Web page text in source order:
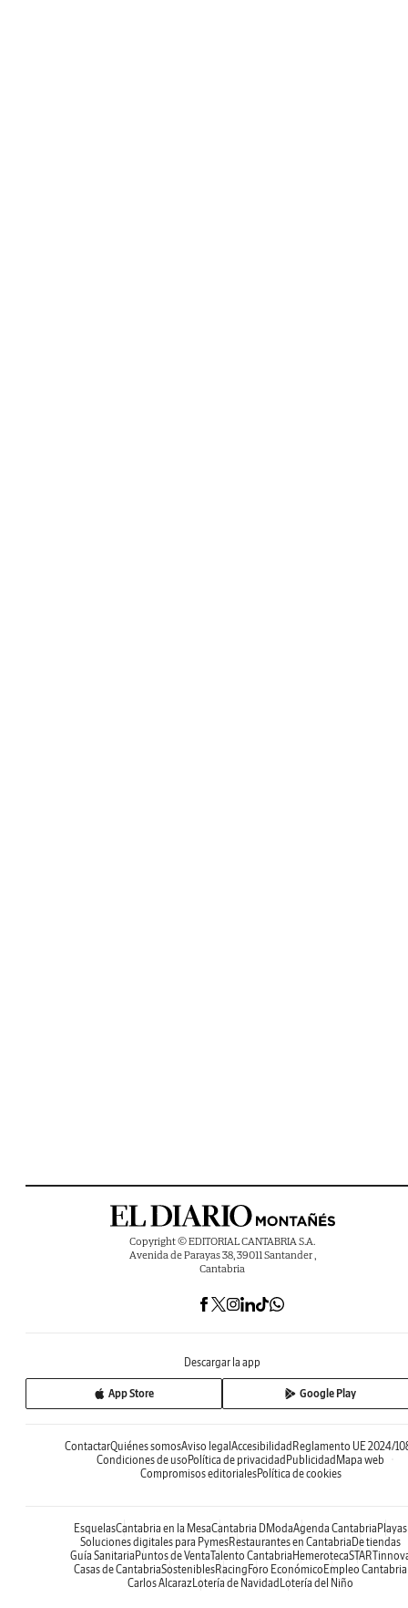
Copyright © EDITORIAL CANTABRIA S.A.
Avenida de Parayas 38, 39011 Santander ,
Cantabria
Descargar la app
App Store Google Play
ContactarQuiénes somosAviso legalAccesibilidadReglamento UE 2024/
Condiciones de usoPolítica de privacidadPublicidadMapa web
Compromisos editorialesPolítica de cookies
EsquelasCantabria en la MesaCantabria DModaAgenda CantabriaPlayas
Soluciones digitales para PymesRestaurantes en CantabriaDe tiendas
Guía SanitariaPuntos de VentaTalento CantabriaHemeroteca
Casas de CantabriaSosteniblesRacingForo EconómicoEmpleo Cantabria
Carlos AlcarazLotería de NavidadLotería del Niño